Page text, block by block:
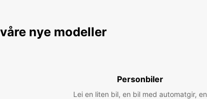
nye modeller
Personbiler
Lei en liten bil, en bil med automatgir, en